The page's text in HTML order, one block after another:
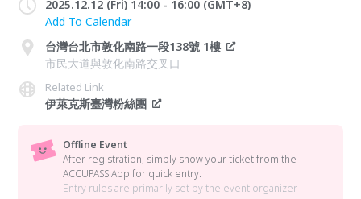
2025.12.12 (Fri) 14:00 - 16:00 (GMT+8)
Add To Calendar
台灣台北市敦化南路一段138號 1樓
市民大道與敦化南路交叉口
Related Link
伊萊克斯臺灣粉絲團
Offline Event
After registration, simply show your ticket from the
ACCUPASS App for quick entry.
Entry rules are primarily set by the event organizer.